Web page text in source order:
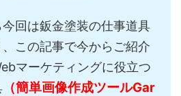
回は鈑金塗装の仕事道具
この記事で今からご紹介
マーケティングに役立つ
（簡単画像作成ツールGar